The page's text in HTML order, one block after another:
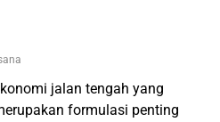
jalan tengah yang
formulasi penting